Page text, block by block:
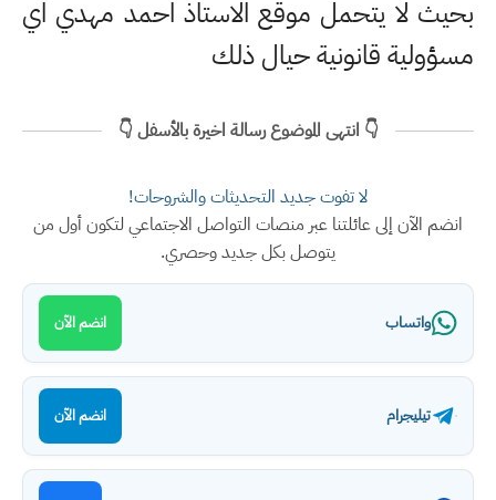
بحيث لا يتحمل موقع الاستاذ احمد مهدي اي
مسؤولية قانونية حيال ذلك
👇 انتهى الموضوع رسالة اخيرة بالأسفل 👇
لا تفوت جديد التحديثات والشروحات!
انضم الآن إلى عائلتنا عبر منصات التواصل الاجتماعي لتكون أول من
يتوصل بكل جديد وحصري.
واتساب انضم الآن
تيليجرام انضم الآن